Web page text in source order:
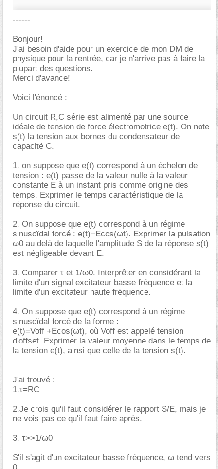
------
Bonjour!
J'ai besoin d'aide pour un exercice de mon DM de
physique pour la rentrée, car je n'arrive pas à faire la
plupart des questions.
Merci d'avance!
Voici l'énoncé :
Un circuit R,C série est alimenté par une source
idéale de tension de force électromotrice e(t). On note
s(t) la tension aux bornes du condensateur de
capacité C.
1. on suppose que e(t) correspond à un échelon de
tension : e(t) passe de la valeur nulle à la valeur
constante E à un instant pris comme origine des
temps. Exprimer le temps caractéristique de la
réponse du circuit.
2. On suppose que e(t) correspond à un régime
sinusoïdal forcé : e(t)=Ecos(ωt). Exprimer la pulsation
ω0 au delà de laquelle l'amplitude S de la réponse s(t)
est négligeable devant E.
3. Comparer τ et 1/ω0. Interprêter en considérant la
limite d'un signal excitateur basse fréquence et la
limite d'un excitateur haute fréquence.
4. On suppose que e(t) correspond à un régime
sinusoïdal forcé de la forme :
e(t)=Voff +Ecos(ωt), où Voff est appelé tension
d'offset. Exprimer la valeur moyenne dans le temps de
la tension e(t), ainsi que celle de la tension s(t).
J'ai trouvé :
1.τ=RC
2.Je crois qu'il faut considérer le rapport S/E, mais je
ne vois pas ce qu'il faut faire après.
3. τ>>1/ω0
S'il s'agit d'un excitateur basse fréquence, ω tend vers